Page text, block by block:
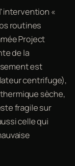
«
routines
Project
de la
est
centrifuge),
sèche,
fragile sur
celle qui